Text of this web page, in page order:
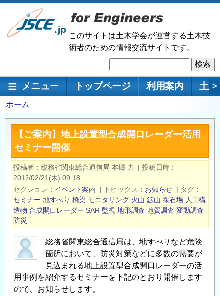
メ
ン
移
このサイトは土木学会が運営する土木技
術者のための情報交流サイトです。
索
メインナビゲーション
メニュー トップページ 利用案内 土 >
パ
ン
ず
ホーム
【ご案内】地上設置型合成開口レーダー活用
セミナー開催
投稿者 総務省関東総合通信局 本郷 力 | 投稿日時
2013/02/21(木) 09:18
セクション
イベント案内 | トピックス お知らせ | タグ
セミナー 地すべり 橋梁 モニタリング 火山 鉱山 採石場 人工構
造物 合成開口レーダー SAR 監視 地形調査 地質調査 変動調査
防災
総務省関東総合通信局は、地すべりなど危険
箇所において、防災対策などに多数の需要が
見込まれる地上設置型合成開口レーダーの活
用事例を紹介するセミナーを下記のとおり開催します
ので、お知らせします。